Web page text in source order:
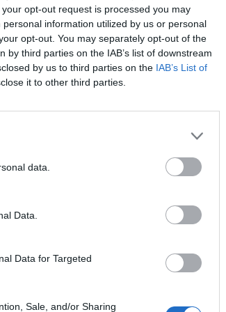
opt-out request is processed you may
information utilized by us or personal
opt-out. You may separately opt-out of the
third parties on the IAB’s list of downstream
by us to third parties on the IAB’s List of
it to other third parties.
data.
Data.
Data for Targeted
Sale, and/or Sharing
de
trazabilidad